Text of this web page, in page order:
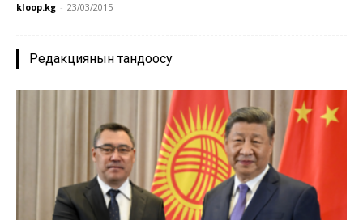
kloop.kg - 23/03/2015
Редакциянын тандоосу